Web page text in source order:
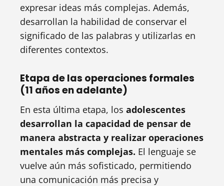
expresar ideas más complejas. Además,
desarrollan la habilidad de conservar el
significado de las palabras y utilizarlas en
diferentes contextos.
Etapa de las operaciones formales
(11 años en adelante)
En esta última etapa, los adolescentes
desarrollan la capacidad de pensar de
manera abstracta y realizar operaciones
mentales más complejas. El lenguaje se
vuelve aún más sofisticado, permitiendo
una comunicación más precisa y